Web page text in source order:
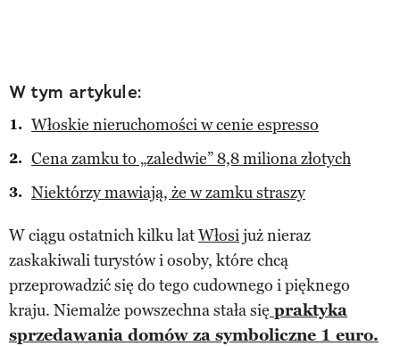
W tym artykule:
Włoskie nieruchomości w cenie espresso
Cena zamku to „zaledwie” 8,8 miliona złotych
Niektórzy mawiają, że w zamku straszy
W ciągu ostatnich kilku latWłosijuż nieraz
zaskakiwali turystów i osoby, które chcą
przeprowadzić się do tego cudownego i pięknego
kraju. Niemalże powszechna stała się praktyka
sprzedawania domów za symboliczne 1 euro.